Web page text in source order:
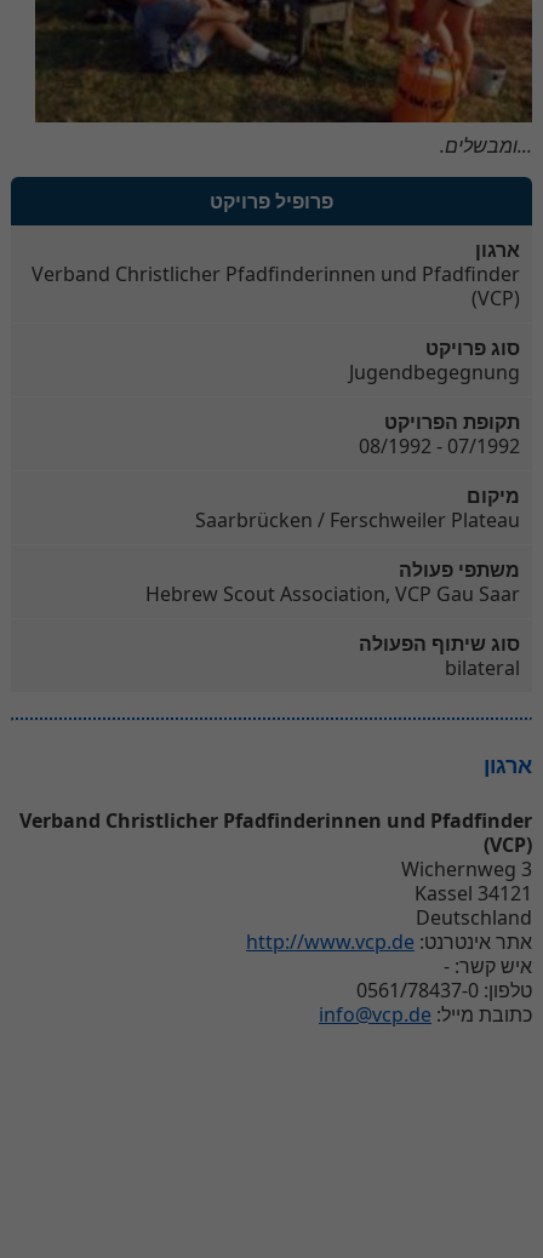
...ומבשלים.
פרופיל פרויקט
ארגון
Verband Christlicher Pfadfinderinnen und Pfadfinder
(VCP)
סוג פרויקט
Jugendbegegnung
תקופת הפרויקט
07/1992 - 08/1992
מיקום
Saarbrücken / Ferschweiler Plateau
משתפי פעולה
Hebrew Scout Association, VCP Gau Saar
סוג שיתוף הפעולה
bilateral
ארגון
Verband Christlicher Pfadfinderinnen und Pfadfinder
(VCP)
Wichernweg 3
34121 Kassel
Deutschland
אתר אינטרנט: http://www.vcp.de
איש קשר: -
טלפון: 0561/78437-0
כתובת מייל: info@vcp.de